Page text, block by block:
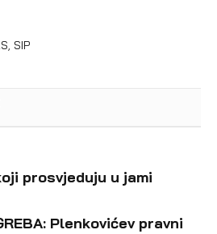
, SIP
prosvjeduju u jami
Plenkovićev pravni